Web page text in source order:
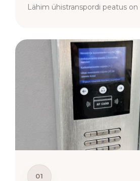
Lähim ühistranspordi peatus on
01